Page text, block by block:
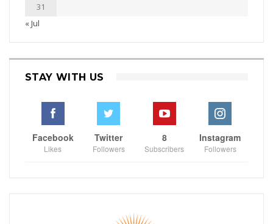
31
« Jul
STAY WITH US
Facebook
Likes
Twitter
Followers
8
Subscribers
Instagram
Followers